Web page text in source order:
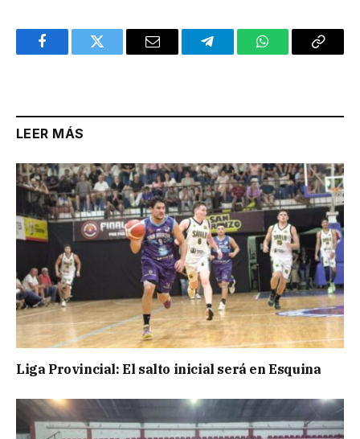
FacebookTwitter Email TelegramWhatsAppCopy
LEER MÁS
Liga Provincial: El salto inicial será en Esquina